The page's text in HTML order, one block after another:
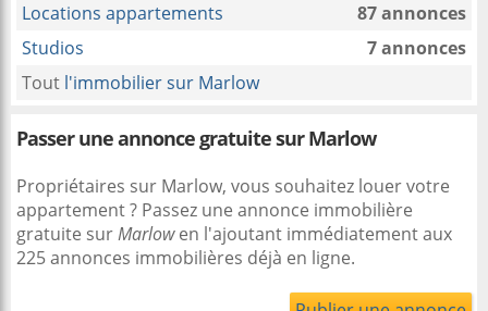
Locations appartements
87 annonces
Studios
7 annonces
Tout l'immobilier sur Marlow
Passer une annonce gratuite sur Marlow
Propriétaires sur Marlow, vous souhaitez louer votre
appartement ? Passez une annonce immobilière
gratuite surMarlowen l'ajoutant immédiatement aux
225 annonces immobilières déjà en ligne.